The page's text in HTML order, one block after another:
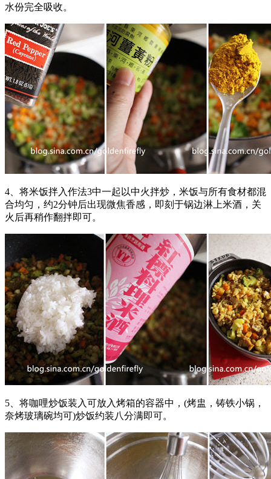
水份完全吸收。
4、将米饭拌入作法3中一起以中火拌炒，米饭与所有食材都混
合均匀，约2分钟后出现微焦香感，即刻于锅边淋上米酒，关
火后再稍作翻拌即可。
5、将咖哩炒饭装入可放入烤箱的容器中，(烤盅，铸铁小锅，
奈烤玻璃碗均可)炒饭约装八分满即可。